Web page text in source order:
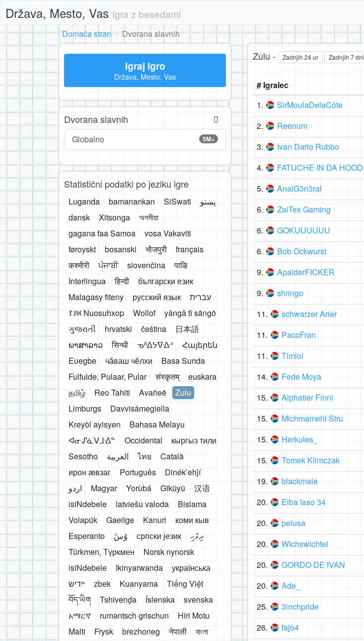
Država, Mesto, Vas Igra z besedami
Domača stran
Dvorana slavnih
Zulu - Zadnjih 24 ur Zadnjih 7 dni
# Igralec
1.
SirMoulaDelaCôte
2. Reenum
3. Ivan Dario Rubbo
4. FATUCHE IN DA HOOD
5. AnalG3n3ral
6. ZaiTex Gaming
6. GOKUUUUUU
6. Bob Ockwurst
9. ApalderFICKER
9. shringo
11. schwarzer Arier
11. PacoFran
11. Timlol
14. Fede Moya
15. Alphatier Finni
15. Michmamehl Stru
15. Herkules_
15. Tomek Klimczak
19. blackmale
20. Elba laso 34
20. pelusa
20. Wichswichtel
20. GORDO DE IVAN
20. Ade_
25. 3inchpride
26. fajo4
Igraj igro
Država, Mesto, Vas
Dvorana slavnih
5M+
Globalno
Statistični podatki po jeziku igre
Luganda bamanankan SiSwati
پښتو
dansk
Xitsonga
অসমীয়া
gagana faa Samoa
vosa Vakaviti
føroyskt
bosanski भोजपुरी
français
कश्मीरी
ਪੰਜਾਬੀ slovenčina
पाऴि
Interlingua
हिन्दी
български език
Malagasy fiteny
русский язык
עברית
ꆈꌠ꒿ Nuosuhxop
Wollof
yângâ tî sängö
ગુજરાતી
hrvatski čeština
日本語
ພາສາລາວ
सिन्धी ᓀᐦᐃᔭᐍᐏᐣ
Հայերեն
Eʋegbe
чӑваш чӗлхи
Basa Sunda
Fulfulde, Pulaar, Pular
संस्कृतम्
euskara
தமிழ்
Reo Tahiti Avañeẽ
Zulu
Limburgs
Davvisámegiella
Kreyòl ayisyen
Bahasa Melayu
ᐊᓂᔑᓈᐯᒧᐎᓐ
Occidental
кыргыз тили
Sesotho
العربية ไทย
Català
ирон æвзаг
Português
Dinékʼehǰí
اردو
Magyar Yorùbá Gĩkũyũ
汉语
isiNdebele
latviešu valoda
Bislama
Volapük
Gaeilge Kanuri
коми кыв
Esperanto
َوُسَ српски језик
ދިވެހި
Türkmen, Түркмен
Norsk nynorsk
isiNdebele
Ikinyarwanda
українська
ייִדיש
zbek Kuanyama
Tiếng Việt
བོད་ཡིག
Tshivenḓa Íslenska
svenska
አማርኛ
rumantsch grischun
Hiri Motu
Malti
Frysk brezhoneg नेपाली
বাংলা